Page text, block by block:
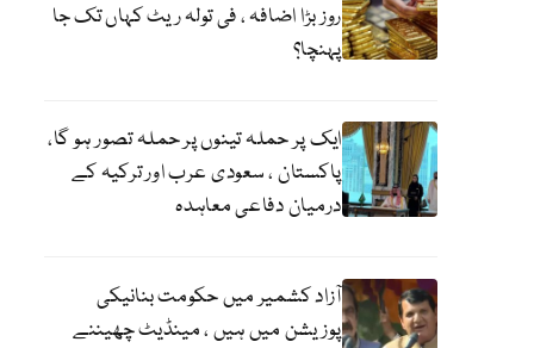
روز بڑا اضافہ ، فی تولہ ریٹ کہاں تک جا
پہنچا؟
ایک پر حملہ تینوں پر حملہ تصور ہو گا،
پاکستان ، سعودی عرب اور ترکیہ کے
درمیان دفاعی معاہدہ
آزاد کشمیر میں حکومت بنانیکی
پوزیشن میں ہیں ، مینڈیٹ چھیننے